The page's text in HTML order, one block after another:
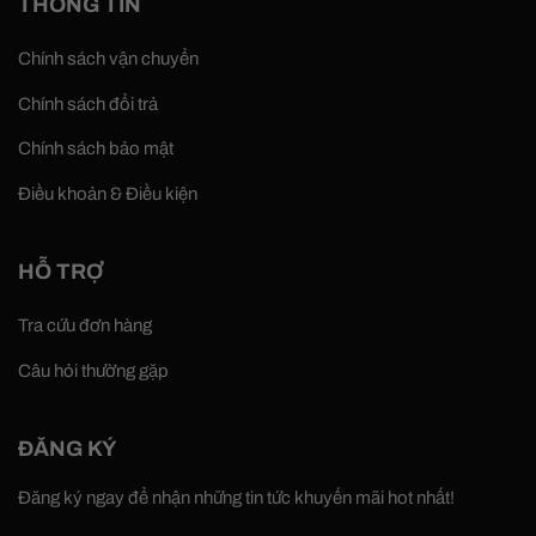
Chính sách vận chuyển
Chính sách đổi trả
Chính sách bảo mật
Điều khoản & Điều kiện
HỖ TRỢ
Tra cứu đơn hàng
Câu hỏi thường gặp
ĐĂNG KÝ
Đăng ký ngay để nhận những tin tức khuyến mãi hot nhất!